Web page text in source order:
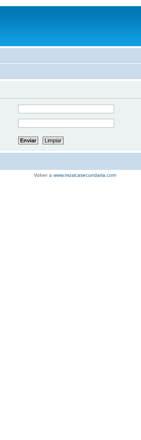
Volver a www.musicasecundaria.com